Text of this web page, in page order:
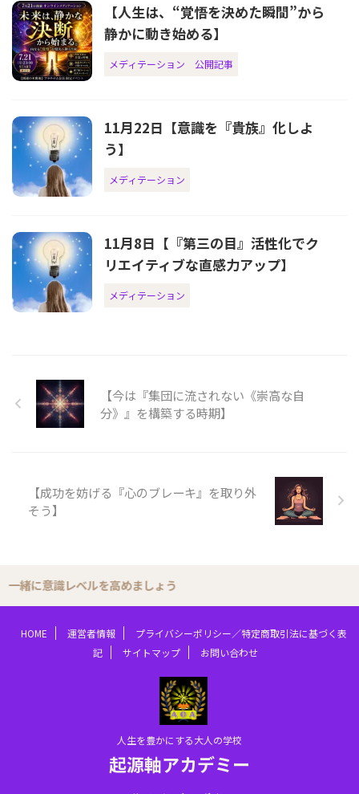
【人生は、“覚悟を決めた瞬間”から
静かに動き始める】
メディテーション 公開記事
11月22日【意識を『貴族』化しよ
う】
メディテーション
11月8日【『第三の目』活性化でク
リエイティブな直感力アップ】
メディテーション
【今は『集団に流されない《崇高な自
分》』を構築する時期】
【成功を妨げる『心のブレーキ』を取り外
そう】
に意識レベルを高めましょう
HOME 運営者情報
プライバシーポリシー／特定商取引法に基づく表
記
サイトマップ お問い合わせ
人生を豊かにする大人の学校
起源軸アカデミー